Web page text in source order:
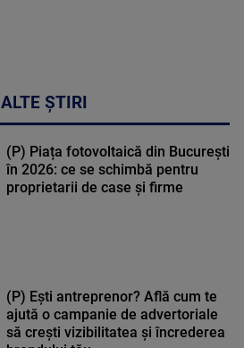
ALTE ȘTIRI
(P) Piața fotovoltaică din București
în 2026: ce se schimbă pentru
proprietarii de case și firme
(P) Ești antreprenor? Află cum te
ajută o campanie de advertoriale
să crești vizibilitatea și încrederea